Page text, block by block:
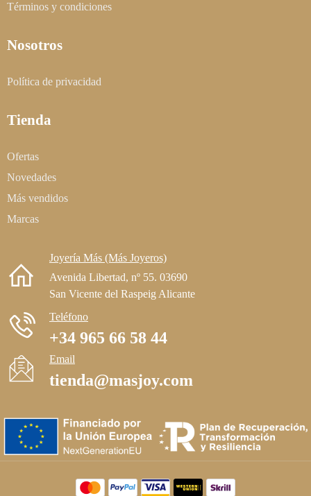
Términos y condiciones
Nosotros
Política de privacidad
Tienda
Ofertas
Novedades
Más vendidos
Marcas
Joyería Más (Más Joyeros)
Avenida Libertad, nº 55. 03690
San Vicente del Raspeig Alicante
Teléfono
+34 965 66 58 44
Email
tienda@masjoy.com